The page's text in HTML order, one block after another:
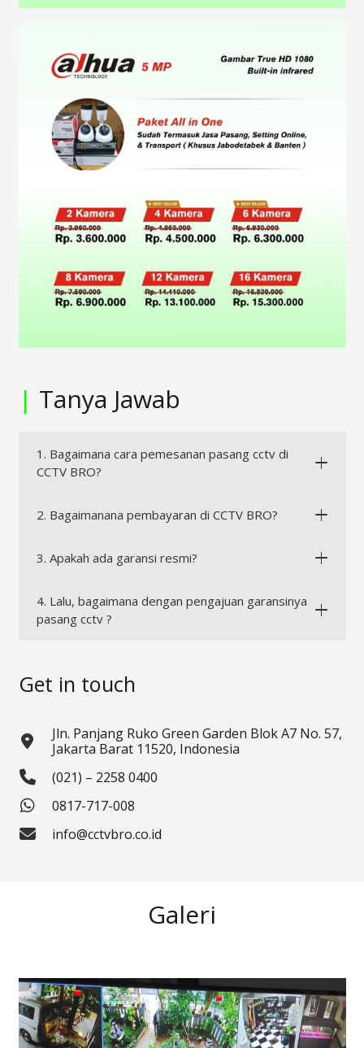
| Tanya Jawab
1. Bagaimana cara pemesanan pasang cctv di
CCTV BRO?
2. Bagaimanana pembayaran di CCTV BRO?
3. Apakah ada garansi resmi?
4. Lalu, bagaimana dengan pengajuan garansinya
pasang cctv ?
Get in touch
Jln. Panjang Ruko Green Garden Blok A7 No. 57,
Jakarta Barat 11520, Indonesia
(021) – 2258 0400
0817-717-008
info@cctvbro.co.id
Galeri